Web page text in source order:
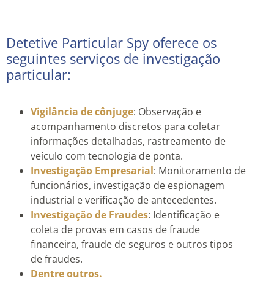
Detetive Particular Spy oferece os
seguintes serviços de investigação
particular:
Vigilância de cônjuge: Observação e
acompanhamento discretos para coletar
informações detalhadas, rastreamento de
veículo com tecnologia de ponta.
Investigação Empresarial: Monitoramento de
funcionários, investigação de espionagem
industrial e verificação de antecedentes.
Investigação de Fraudes: Identificação e
coleta de provas em casos de fraude
financeira, fraude de seguros e outros tipos
de fraudes.
Dentre outros.